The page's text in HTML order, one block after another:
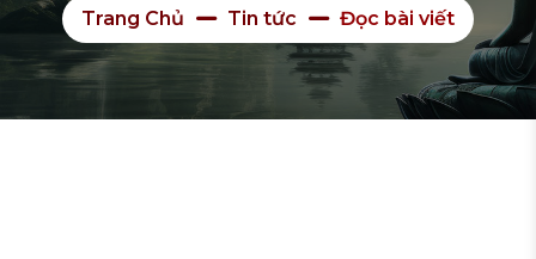
Trang Chủ Tin tức Đọc bài viết